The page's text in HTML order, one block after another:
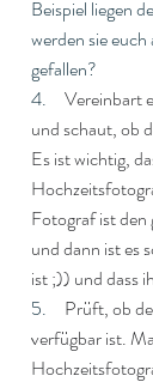
Beispiel liegen
werden sie
gefallen?
4. Vereinbart
und schaut, ob
Es ist wichtig,
Fotograf ist den
und dann ist es
ist ;)) und dass
5. Prüft, ob
verfügbar ist.